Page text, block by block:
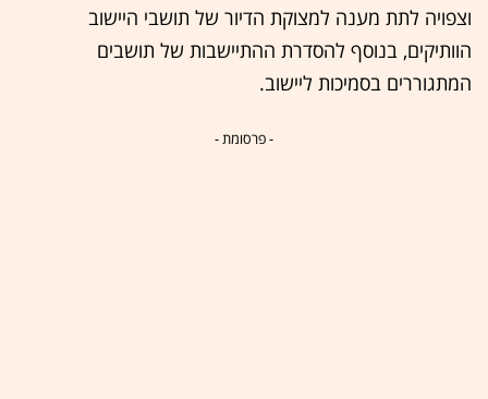
וצפויה לתת מענה למצוקת הדיור של תושבי היישוב
הוותיקים, בנוסף להסדרת ההתיישבות של תושבים
המתגוררים בסמיכות ליישוב.
- פרסומת -